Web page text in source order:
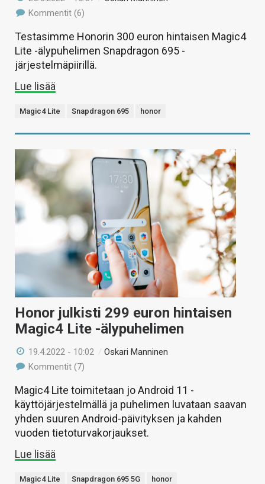
Kommentit (6)
Testasimme Honorin 300 euron hintaisen Magic4
Lite -älypuhelimen Snapdragon 695 -
järjestelmäpiirillä.
Lue lisää
Magic4 Lite Snapdragon 695 honor
Honor julkisti 299 euron hintaisen
Magic4 Lite -älypuhelimen
19.4.2022 - 10:02 /Oskari Manninen
Kommentit (7)
Magic4 Lite toimitetaan jo Android 11 -
käyttöjärjestelmällä ja puhelimen luvataan saavan
yhden suuren Android-päivityksen ja kahden
vuoden tietoturvakorjaukset.
Lue lisää
Magic4 Lite Snapdragon 695 5G honor